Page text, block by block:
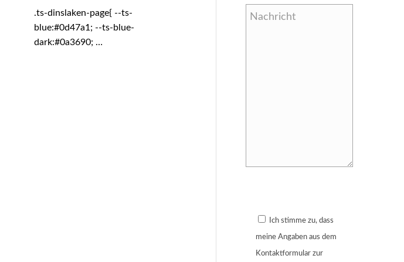
.ts-dinslaken-page{ --ts-
blue:#0d47a1; --ts-blue-
dark:#0a3690; …
Ich stimme zu, dass
meine Angaben aus dem
Kontaktformular zur